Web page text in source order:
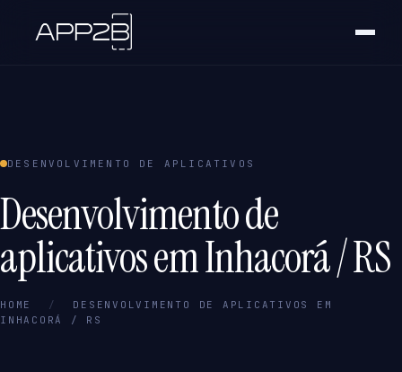
DESENVOLVIMENTO DE APLICATIVOS
Desenvolvimento de
aplicativos em Inhacorá / RS
HOME /
DESENVOLVIMENTO DE APLICATIVOS EM
INHACORÁ / RS